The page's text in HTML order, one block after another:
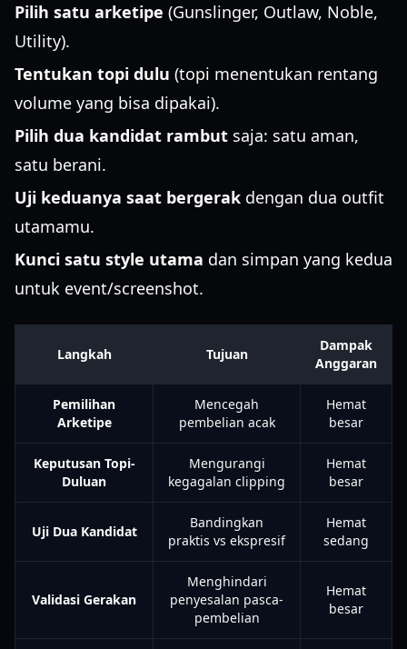
Pilih satu arketipe (Gunslinger, Outlaw, Noble,
Utility).
Tentukan topi dulu (topi menentukan rentang
volume yang bisa dipakai).
Pilih dua kandidat rambut saja: satu aman,
satu berani.
Uji keduanya saat bergerak dengan dua outfit
utamamu.
Kunci satu style utama dan simpan yang kedua
untuk event/screenshot.
Langkah Tujuan
Dampak
Anggaran
Pemilihan
Arketipe
Mencegah
pembelian acak
Hemat
besar
Keputusan Topi-
Duluan
Mengurangi
kegagalan clipping
Hemat
besar
Uji Dua Kandidat
Bandingkan
praktis vs ekspresif
Hemat
sedang
Validasi Gerakan
Menghindari
penyesalan pasca-
pembelian
Hemat
besar